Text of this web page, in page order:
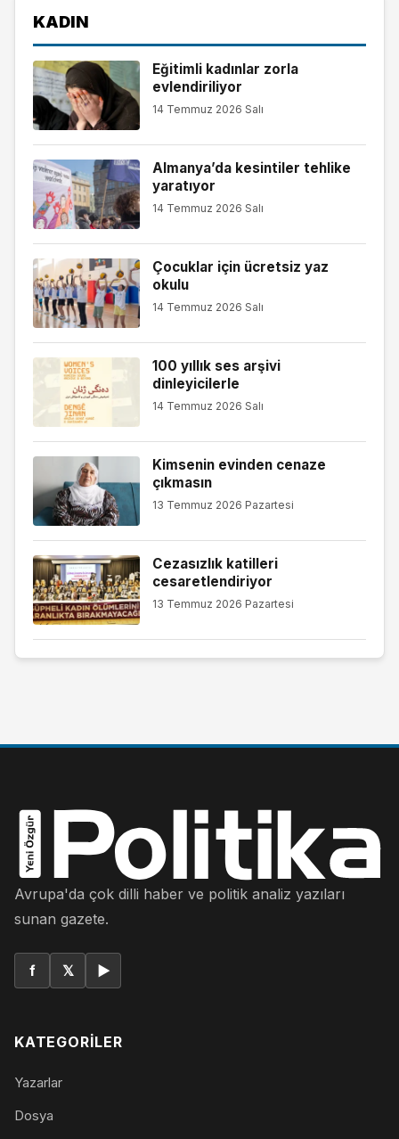
KADIN
Eğitimli kadınlar zorla
evlendiriliyor
14 Temmuz 2026 Salı
Almanya’da kesintiler tehlike
yaratıyor
14 Temmuz 2026 Salı
Çocuklar için ücretsiz yaz
okulu
14 Temmuz 2026 Salı
100 yıllık ses arşivi
dinleyicilerle
14 Temmuz 2026 Salı
Kimsenin evinden cenaze
çıkmasın
13 Temmuz 2026 Pazartesi
Cezasızlık katilleri
cesaretlendiriyor
13 Temmuz 2026 Pazartesi
Avrupa'da çok dilli haber ve politik analiz yazıları
sunan gazete.
f 𝕏 ▶
KATEGORILER
Yazarlar
Dosya